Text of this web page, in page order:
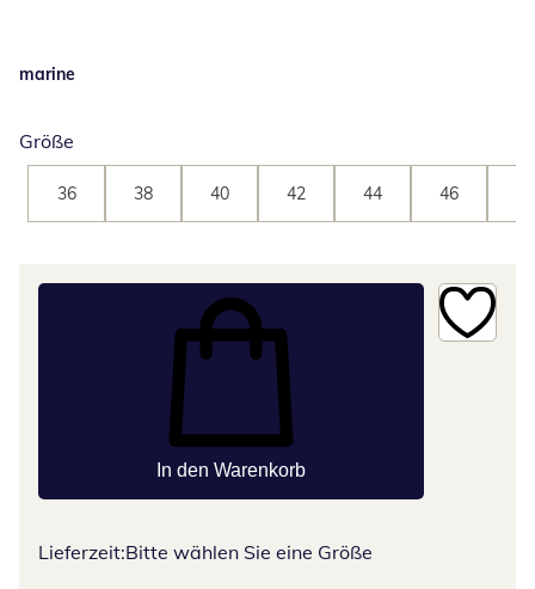
marine
Größe
36 38 40 42 44 46
In den Warenkorb
Lieferzeit:Bitte wählen Sie eine Größe